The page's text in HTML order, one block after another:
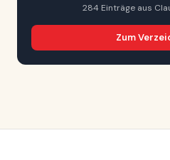
284 Einträge aus
Zum